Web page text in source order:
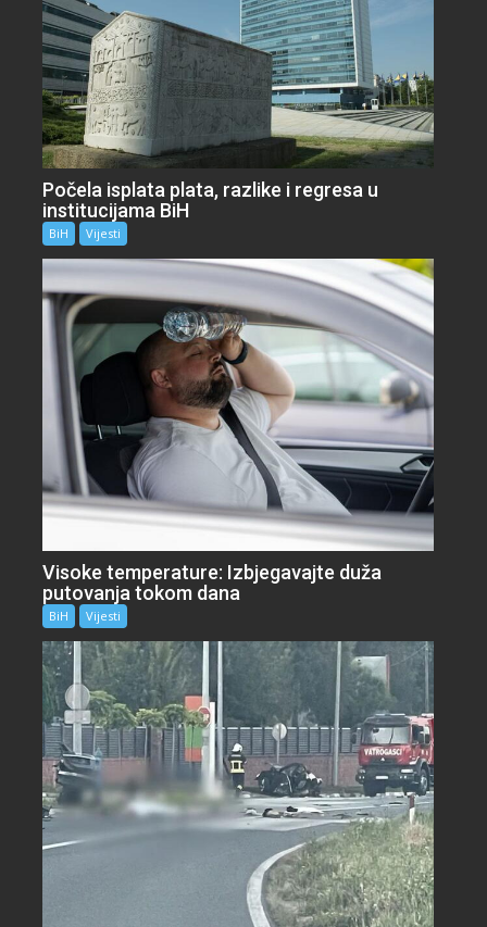
Počela isplata plata, razlike i regresa u
institucijama BiH
BiH Vijesti
Visoke temperature: Izbjegavajte duža
putovanja tokom dana
BiH Vijesti